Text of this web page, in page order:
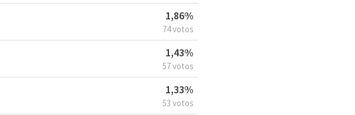
1,86%
74 votos
1,43%
57 votos
1,33%
53 votos